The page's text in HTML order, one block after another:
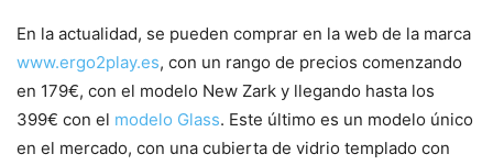
En la actualidad, se pueden comprar en la web de la marca
www.ergo2play.es, con un rango de precios comenzando
en 179€, con el modelo New Zark y llegando hasta los
399€ con el modelo Glass. Este último es un modelo único
en el mercado, con una cubierta de vidrio templado con